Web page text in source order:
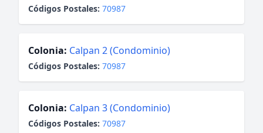
Códigos Postales: 70987
Colonia: Calpan 2 (Condominio)
Códigos Postales: 70987
Colonia: Calpan 3 (Condominio)
Códigos Postales: 70987